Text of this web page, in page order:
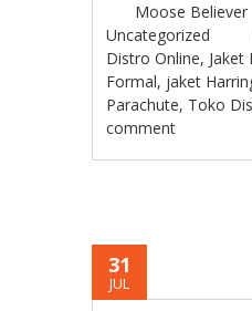
Moose Believer
Uncategorized
Distro Online, Jaket
Formal, jaket
Parachute, Toko
comment
31
JUL